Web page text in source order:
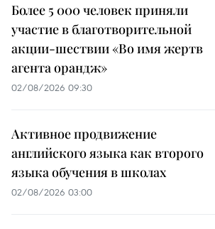
Более 5 000 человек приняли
участие в благотворительной
акции-шествии «Во имя жертв
агента орандж»
02/08/2026 09:30
Активное продвижение
английского языка как второго
языка обучения в школах
02/08/2026 03:00